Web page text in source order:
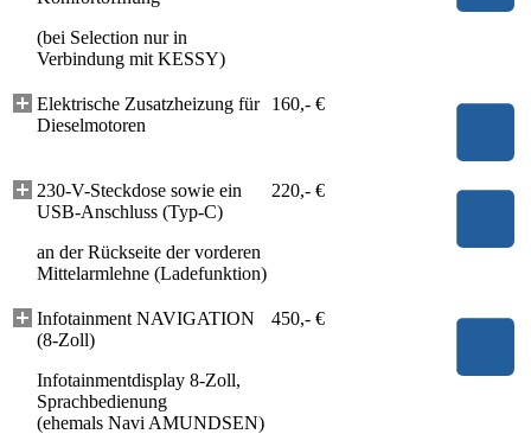
(bei Selection nur in
Verbindung mit KESSY)
Elektrische Zusatzheizung für
Dieselmotoren
160,- €
230-V-Steckdose sowie ein
USB-Anschluss (Typ-C)
an der Rückseite der vorderen
Mittelarmlehne (Ladefunktion)
220,- €
Infotainment NAVIGATION
(8-Zoll)
Infotainmentdisplay 8-Zoll,
Sprachbedienung
(ehemals Navi AMUNDSEN)
450,- €